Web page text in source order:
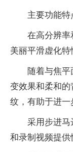
主要功能特
在高分辨率
美丽平滑虚化特
随着与焦
变效果和柔和
纹，有助于进一
采用步进马
和录制视频提供